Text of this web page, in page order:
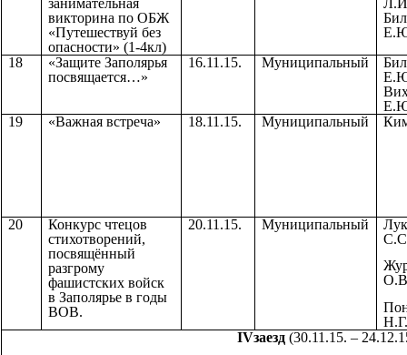
занимательная
викторина по ОБЖ
«Путешествуй без
опасности» (1-4кл)
18
«Защите Заполярья
посвящается…»
16.11.15. Муниципальный
19
«Важная встреча» 18.11.15. Муниципальный
20
Конкурс чтецов
стихотворений,
посвящённый
разгрому
фашистских войск
в Заполярье в годы
ВОВ.
20.11.15. Муниципальный
Н.Г.
IVзаезд (30.11.15. –